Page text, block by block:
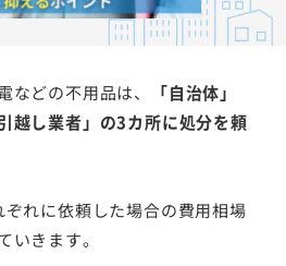
などの不用品は、
「自治体」
越し業者」の3カ所に処分を頼
れに依頼した場合の費用相場
いきます。